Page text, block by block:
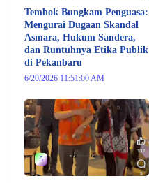
Tembok Bungkam Penguasa:
Mengurai Dugaan Skandal
Asmara, Hukum Sandera,
dan Runtuhnya Etika Publik
di Pekanbaru
6/20/2026 11:51:00 AM
5